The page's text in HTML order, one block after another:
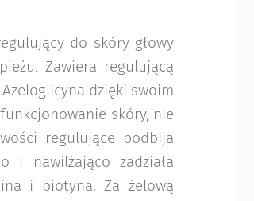
do skóry głowy
Zawiera regulującą
dzięki swoim
skóry, nie
regulujące podbija
i nawilżająco zadziała
i biotyna. Za żelową